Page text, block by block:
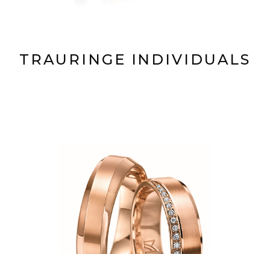
TRAURINGE INDIVIDUALS